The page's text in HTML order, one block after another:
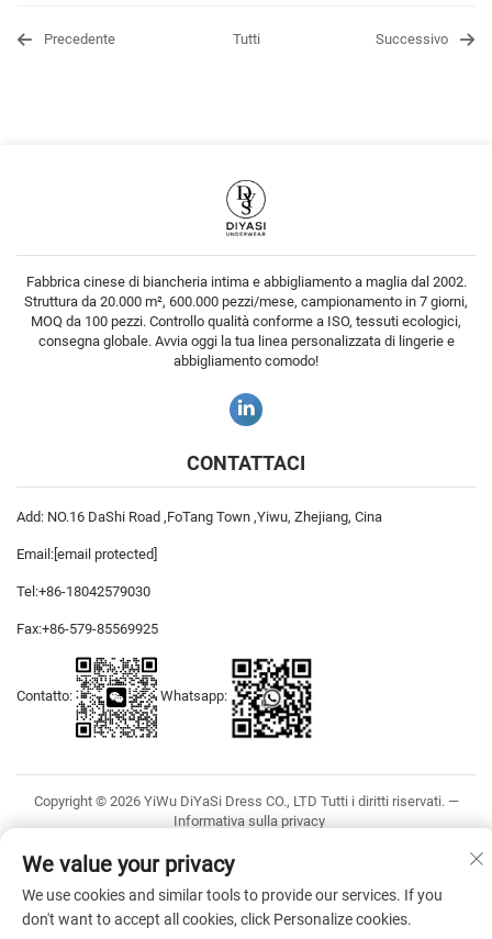
Precedente Tutti Successivo
Fabbrica cinese di biancheria intima e abbigliamento a maglia dal 2002.
Struttura da 20.000 m², 600.000 pezzi/mese, campionamento in 7 giorni,
MOQ da 100 pezzi. Controllo qualità conforme a ISO, tessuti ecologici,
consegna globale. Avvia oggi la tua linea personalizzata di lingerie e
abbigliamento comodo!
CONTATTACI
Add: NO.16 DaShi Road ,FoTang Town ,Yiwu, Zhejiang, Cina
Email: [email protected]
Tel:+86-18042579030
Fax:+86-579-85569925
Contatto: Whatsapp:
Copyright © 2026 YiWu DiYaSi Dress CO., LTD Tutti i diritti riservati. —
Informativa sulla privacy
We value your privacy
We use cookies and similar tools to provide our services. If you
don't want to accept all cookies, click Personalize cookies.